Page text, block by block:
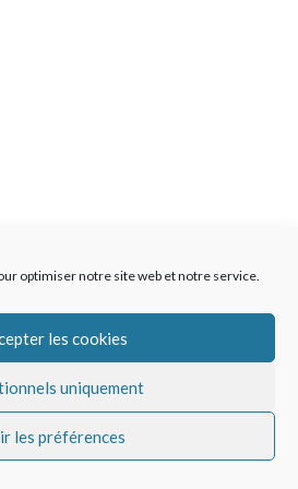
optimiser notre site web et notre service.
les cookies
uniquement
les préférences